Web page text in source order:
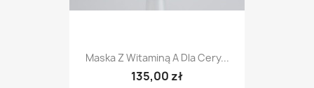
Maska Z Witaminą A Dla Cery...
135,00 zł